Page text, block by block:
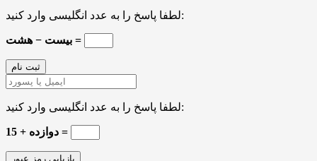
لطفا پاسخ را به عدد انگلیسی وارد کنید:
بیست − هشت =
لطفا پاسخ را به عدد انگلیسی وارد کنید:
دوازده + 15 =